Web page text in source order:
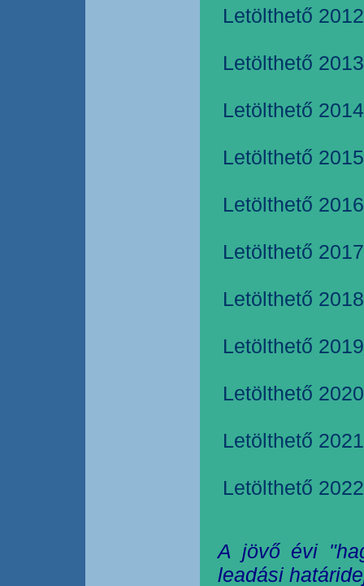
Letölthető
Letölthető
Letölthető
Letölthető
Letölthető
Letölthető
Letölthető
Letölthető
Letölthető
Letölthető
Letölthető
A jövő évi
leadási